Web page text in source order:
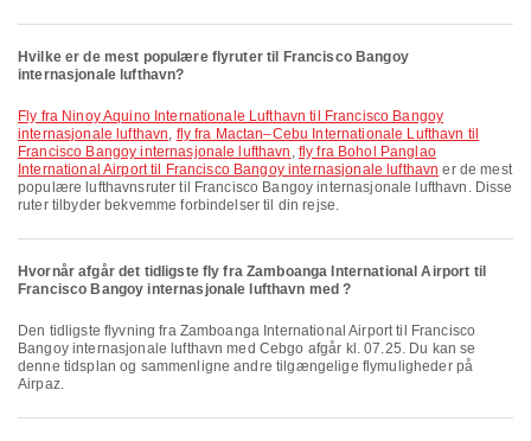
Hvilke er de mest populære flyruter til Francisco Bangoy
internasjonale lufthavn?
fly fra Ninoy Aquino Internationale Lufthavn til Francisco Bangoy
internasjonale lufthavn, fly fra Mactan–Cebu Internationale Lufthavn til
Francisco Bangoy internasjonale lufthavn , fly fra Bohol Panglao
International Airport til Francisco Bangoy internasjonale lufthavn er de mest
populære lufthavnsruter til Francisco Bangoy internasjonale lufthavn. Disse
ruter tilbyder bekvemme forbindelser til din rejse.
Hvornår afgår det tidligste fly fra Zamboanga International Airport til
Francisco Bangoy internasjonale lufthavn med ?
Den tidligste flyvning fra Zamboanga International Airport til Francisco
Bangoy internasjonale lufthavn med Cebgo afgår kl. 07.25. Du kan se
denne tidsplan og sammenligne andre tilgængelige flymuligheder på
Airpaz.